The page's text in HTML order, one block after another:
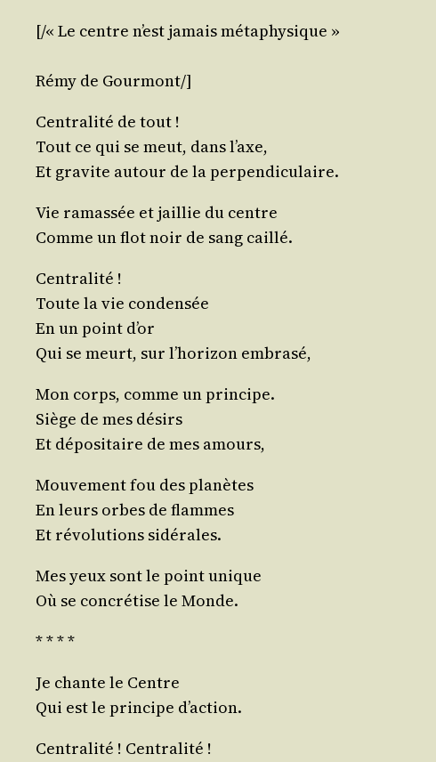
[/​« Le centre n’est jamais métaphysique »
Rémy de Gourmont/]
Cen­tra­li­té de tout !
Tout ce qui se meut, dans l’axe,
Et gra­vite autour de la perpendiculaire.
Vie ramas­sée et jaillie du centre
Comme un flot noir de sang caillé.
Centralité !
Toute la vie condensée
En un point d’or
Qui se meurt, sur l’horizon embrasé,
Mon corps, comme un principe.
Siège de mes désirs
Et dépo­si­taire de mes amours,
Mou­ve­ment fou des planètes
En leurs orbes de flammes
Et révo­lu­tions sidérales.
Mes yeux sont le point unique
Où se concré­tise le Monde.
* * * *
Je chante le Centre
Qui est le prin­cipe d’action.
Cen­tra­li­té ! Centralité !